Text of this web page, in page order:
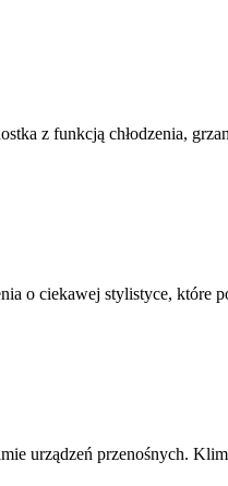
z funkcją chłodzenia,
ciekawej stylistyce, które
urządzeń przenośnych.